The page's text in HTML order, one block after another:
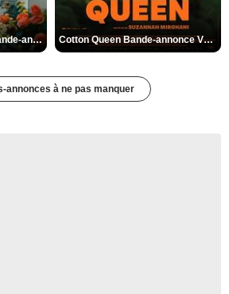
Des Fleurs pour Tokyo Bande-annonce VO STFR Cotton Queen Bande-annonce VO STFR
annonces à ne pas manquer